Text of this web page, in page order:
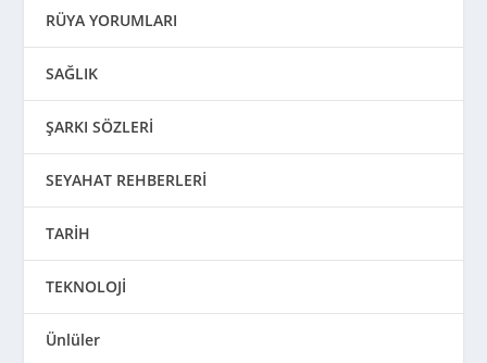
RÜYA YORUMLARI
SAĞLIK
ŞARKI SÖZLERİ
SEYAHAT REHBERLERİ
TARİH
TEKNOLOJİ
Ünlüler